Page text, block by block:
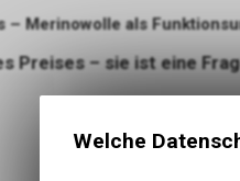
Merinowolle als
Preises – sie ist eine
Welche